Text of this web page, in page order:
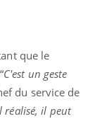
que le
C'est un geste
du service de
réalisé, il peut